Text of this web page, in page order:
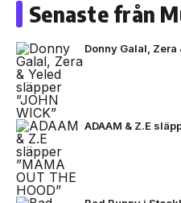
Senaste från
Donny Galal, Zera
ADAAM & Z.E